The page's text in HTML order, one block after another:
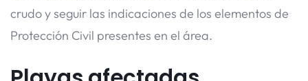
crudo y seguir las indicaciones de los elementos de
Protección Civil presentes en el área.